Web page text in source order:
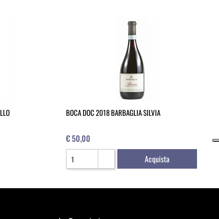
BOCA DOC 2018 BARBAGLIA SILVIA
€ 50,00
Quantità
Acquista